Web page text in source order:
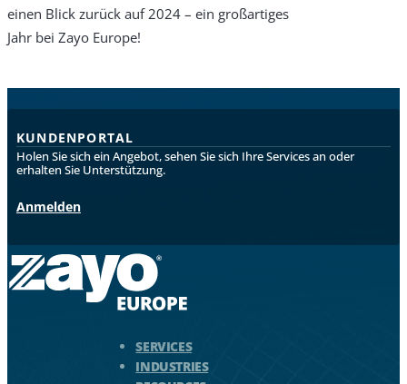
einen Blick zurück auf 2024 – ein großartiges
Jahr bei Zayo Europe!
KUNDENPORTAL
Holen Sie sich ein Angebot, sehen Sie sich Ihre Services an oder
erhalten Sie Unterstützung.
Anmelden
SERVICES
INDUSTRIES